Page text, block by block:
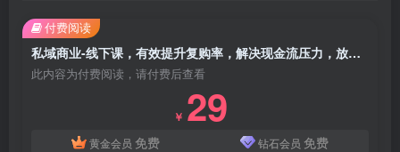
私域商业-线下课，有效提升复购率，解决现金流压力，放大利润
此内容为付费阅读，请付费后查看
￥ 29
黄金会员 免费 钻石会员 免费
付费阅读